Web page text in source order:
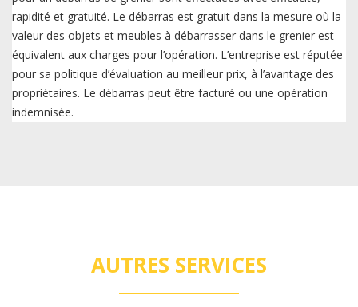
rapidité et gratuité. Le débarras est gratuit dans la mesure où la
valeur des objets et meubles à débarrasser dans le grenier est
équivalent aux charges pour l’opération. L’entreprise est réputée
pour sa politique d’évaluation au meilleur prix, à l’avantage des
propriétaires. Le débarras peut être facturé ou une opération
indemnisée.
AUTRES SERVICES